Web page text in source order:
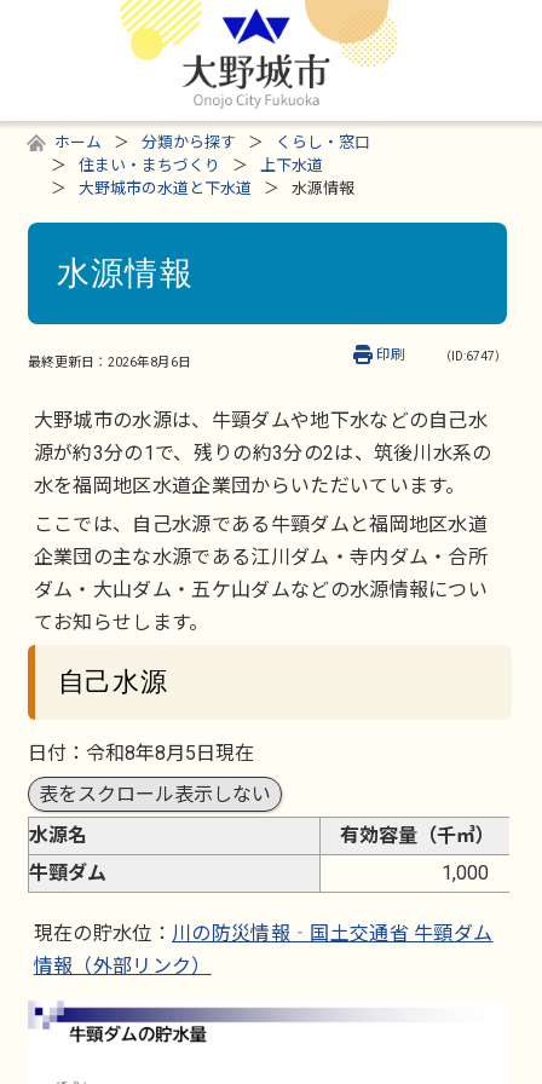
ホーム 分類から探す
くらし・窓口
住まい・まちづくり
上下水道
大野城市の水道と下水道
水源情報
水源情報
最終更新日： 2026年8月6日 （ID:6747）
印刷
大野城市の水源は、牛頸ダムや地下水などの自己水
源が約3分の1で、残りの約3分の2は、筑後川水系の
水を福岡地区水道企業団からいただいています。
ここでは、自己水源である牛頸ダムと福岡地区水道
企業団の主な水源である江川ダム・寺内ダム・合所
ダム・大山ダム・五ケ山ダムなどの水源情報につい
てお知らせします。
自己水源
日付：令和8年8月5日現在
表をスクロール表示しない
水源名
有効容量（千㎥）
牛頸ダム
1,000
現在の貯水位： 川の防災情報‐国土交通省 牛頸ダム
情報（外部リンク）